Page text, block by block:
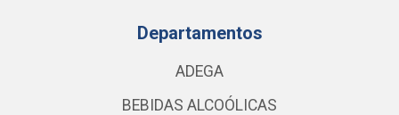
Departamentos
ADEGA
BEBIDAS ALCOÓLICAS